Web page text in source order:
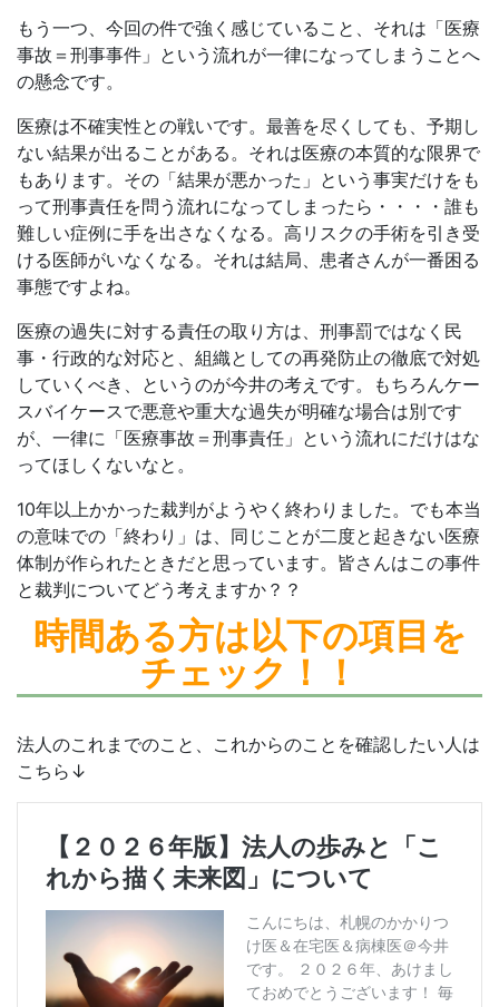
もう一つ、今回の件で強く感じていること、それは「医療
事故＝刑事事件」という流れが一律になってしまうことへ
の懸念です。
医療は不確実性との戦いです。最善を尽くしても、予期し
ない結果が出ることがある。それは医療の本質的な限界で
もあります。その「結果が悪かった」という事実だけをも
って刑事責任を問う流れになってしまったら・・・・誰も
難しい症例に手を出さなくなる。高リスクの手術を引き受
ける医師がいなくなる。それは結局、患者さんが一番困る
事態ですよね。
医療の過失に対する責任の取り方は、刑事罰ではなく民
事・行政的な対応と、組織としての再発防止の徹底で対処
していくべき、というのが今井の考えです。もちろんケー
スバイケースで悪意や重大な過失が明確な場合は別です
が、一律に「医療事故＝刑事責任」という流れにだけはな
ってほしくないなと。
10年以上かかった裁判がようやく終わりました。でも本当
の意味での「終わり」は、同じことが二度と起きない医療
体制が作られたときだと思っています。皆さんはこの事件
と裁判についてどう考えますか？？
時間ある方は以下の項目を
チェック！！
法人のこれまでのこと、これからのことを確認したい人は
こちら↓